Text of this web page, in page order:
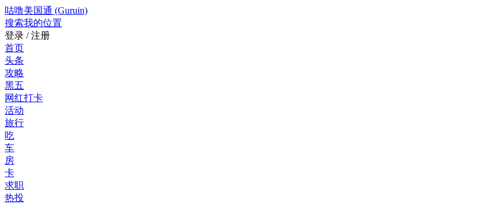
咕噜美国通 (Guruin)
搜索我的位置
登录 / 注册
首页
头条
攻略
黑五
网红打卡
活动
旅行
吃
车
房
卡
求职
热投